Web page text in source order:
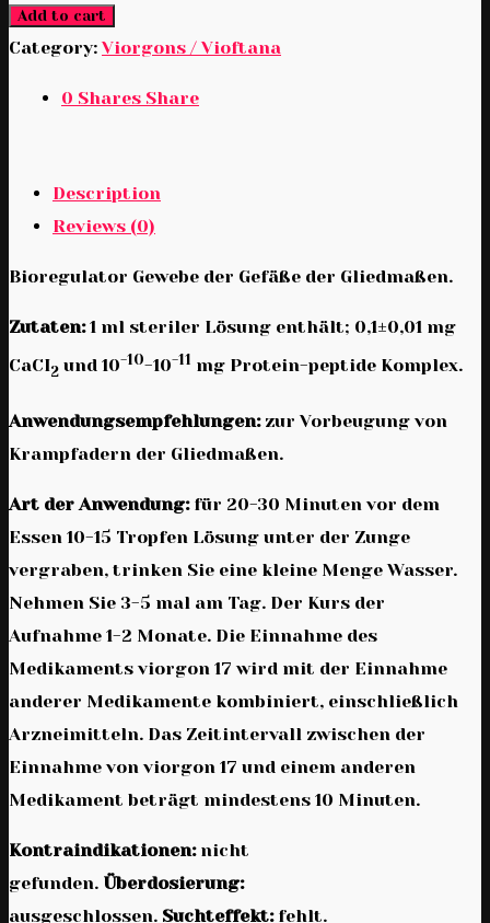
17
quantity
Add to cart
Category: Viorgons / Vioftana
0 Shares Share
Description
Reviews (0)
Bioregulator Gewebe der Gefäße der Gliedmaßen.
Zutaten:1 ml steriler Lösung enthält; 0,1±0,01 mg
СаСІ2 und 10-10-10-11 mg Protein-peptide Komplex.
Anwendungsempfehlungen: zur Vorbeugung von
Krampfadern der Gliedmaßen.
Art der Anwendung:für 20-30 Minuten vor dem
Essen 10-15 Tropfen Lösung unter der Zunge
vergraben, trinken Sie eine kleine Menge Wasser.
Nehmen Sie 3-5 mal am Tag. Der Kurs der
Aufnahme 1-2 Monate. Die Einnahme des
Medikaments viorgon 17 wird mit der Einnahme
anderer Medikamente kombiniert, einschließlich
Arzneimitteln. Das Zeitintervall zwischen der
Einnahme von viorgon 17 und einem anderen
Medikament beträgt mindestens 10 Minuten.
Kontraindikationen: nicht
gefunden. Überdosierung:
ausgeschlossen. Suchteffekt: fehlt.